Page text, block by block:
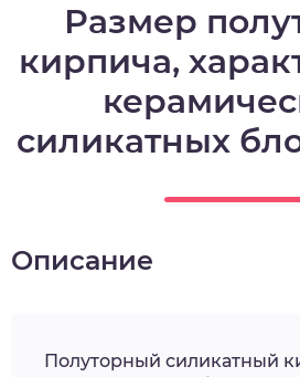
Размер
кирпича,
силикатных
Описание
Полуторный силикатный